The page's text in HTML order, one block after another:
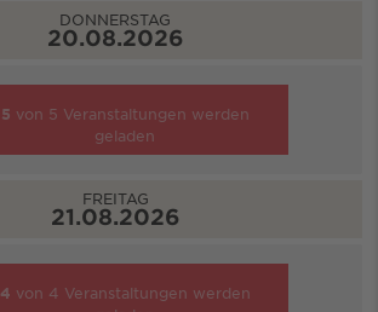
DONNERSTAG
20.08.2026
5 von 5 Veranstaltungen werden
geladen
FREITAG
21.08.2026
4 von 4 Veranstaltungen werden